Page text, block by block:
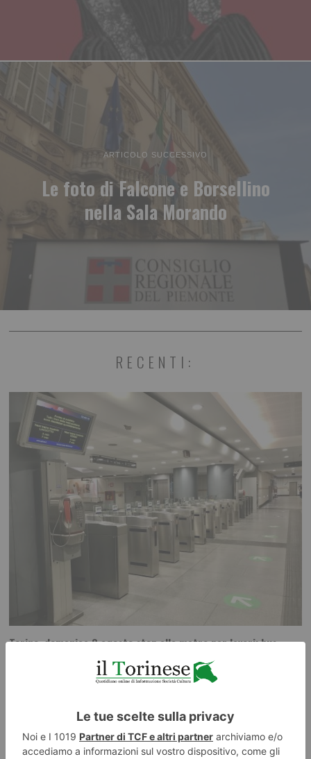
ARTICOLO SUCCESSIVO
Le foto di Falcone e Borsellino
nella Sala Morando
RECENTI:
Torino, domenica 9 agosto stop alla metro per lavori: bus
La metropolitana di Torino si fermerà per l’intera giornata di domenica 9